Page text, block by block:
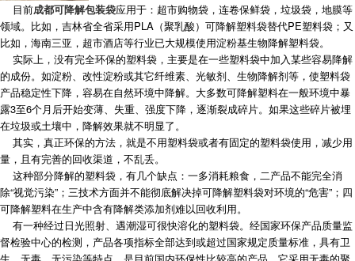
目前成都可降解包装袋应用于：超市购物袋，连卷保鲜袋，垃圾袋，地膜等
领域。比如，吉林省全省采用PLA（聚乳酸）可降解塑料袋替代PE塑料袋；又
比如，海南三亚，超市酒店等行业已大规模使用淀粉基生物降解塑料袋。
实际上，没有完全环保的塑料袋，主要是在一些塑料袋中加入某些容易降解
的成份。如淀粉、改性淀粉或其它纤维素、光敏剂、生物降解剂等，使塑料袋
产品稳定性下降，容易在自然环境中降解。大多数可降解塑料在一般环境中暴
露3至6个月后开始变薄、失重、强度下降，逐渐裂成碎片。如果这些碎片被埋
在垃圾或土壤中，降解效果就不明显了。
其实，真正环保的方法，就是不用塑料袋或者有固定的塑料袋使用，减少用
量，且有完善的回收渠道，不乱丢。
这种部分降解的塑料袋，有几个缺点：一多消耗粮食，二产品不能完全消
除“视觉污染”；三技术方面并不能彻底解决掉可降解塑料袋对环境的“危害”；四
可降解塑料在生产中含有降解类添加剂难以回收利用。
有一种经过日光照射、遇潮湿可很快溶化的塑料袋。经国家环保产品质量监
督检验中心的检测，产品各项指标全部达到或超过国家规定质量标准，具有卫